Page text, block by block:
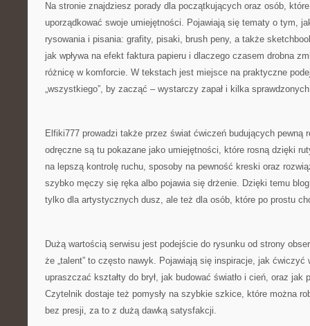
Na stronie znajdziesz porady dla początkujących oraz osób,
uporządkować swoje umiejętności. Pojawiają się tematy o tym,
rysowania i pisania: grafity, pisaki, brush peny, a także
jak wpływa na efekt faktura papieru i dlaczego czasem drobna
różnicę w komforcie. W tekstach jest miejsce na praktyczne
„wszystkiego”, by zacząć – wystarczy zapał i kilka
Elfiki777 prowadzi także przez świat ćwiczeń budujących pewną
odręczne są tu pokazane jako umiejętności, które rosną dzięki
na lepszą kontrolę ruchu, sposoby na pewność kreski oraz
szybko męczy się ręka albo pojawia się drżenie. Dzięki temu
tylko dla artystycznych dusz, ale też dla osób, które po prostu
Dużą wartością serwisu jest podejście do rysunku od strony
że „talent” to często nawyk. Pojawiają się inspiracje, jak ćwiczyć
upraszczać kształty do brył, jak budować światło i cień, oraz jak
Czytelnik dostaje też pomysły na szybkie szkice, które można
bez presji, za to z dużą dawką satysfakcji.